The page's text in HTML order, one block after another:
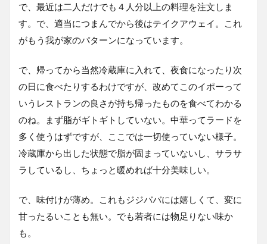
で、最近は二人だけでも４人分以上の料理を注文しま
す。で、適当につまんでから後はテイクアウェイ。これ
がもう我が家のパターンになっています。
で、帰ってから当然冷蔵庫に入れて、夜食になったり次
の日に食べたりするわけですが、改めてこのイポーって
いうレストランの良さが持ち帰ったものを食べてわかる
のね。まず脂がギトギトしていない。中華ってラードを
多く使うはずですが、ここでは一切使っていない様子。
冷蔵庫から出した状態で脂が固まっていないし、サラサ
ラしているし、ちょっと暖めれば十分美味しい。
で、味付けが薄め。これもジジババには嬉しくて、変に
甘ったるいことも無い。でも若者には物足りない味か
も。